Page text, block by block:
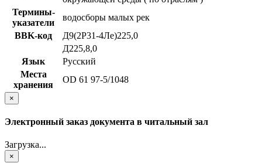
Термины-
указатели
водосборы малых рек
BBK-код
Д9(2Р31-4Ле)225,0
Д225,8,0
Язык
Русский
Места
хранения
OD 61 97-5/1048
×
Электронный заказ документа в читальный зал
Загрузка...
×